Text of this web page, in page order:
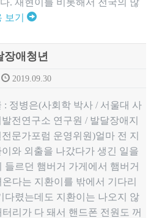
. 재현이를 비롯해서 전국의 많
보기
장애청년
2019.09.30
: 정병은(사회학 박사 / 서울대 사
발전연구소 연구원 / 발달장애지
전문가포럼 운영위원)얼마 전 지
이와 외출을 나갔다가 생긴 일을
들르던 햄버거 가게에서 햄버거
다는 지환이를 밖에서 기다리
다렸는데도 지환이는 나오지 않
리가 다 돼서 핸드폰 전원도 꺼